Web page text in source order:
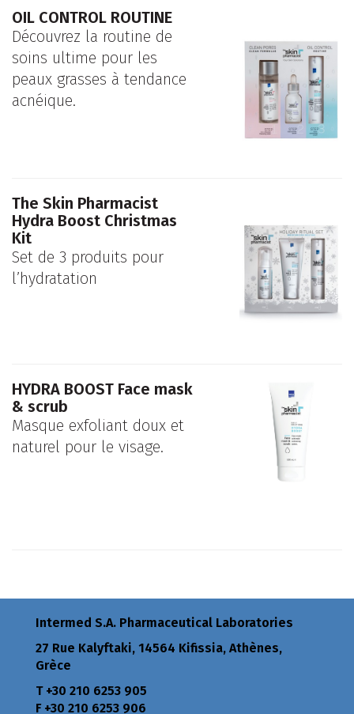
OIL CONTROL ROUTINE
Découvrez la routine de
soins ultime pour les
peaux grasses à tendance
acnéique.
The Skin Pharmacist
Hydra Boost Christmas
Kit
Set de 3 produits pour
l’hydratation
HYDRA BOOST Face mask
& scrub
Masque exfoliant doux et
naturel pour le visage.
Intermed S.A. Pharmaceutical Laboratories
27 Rue Kalyftaki, 14564 Kifissia, Athènes,
Grèce
Τ +30 210 6253 905
F +30 210 6253 906